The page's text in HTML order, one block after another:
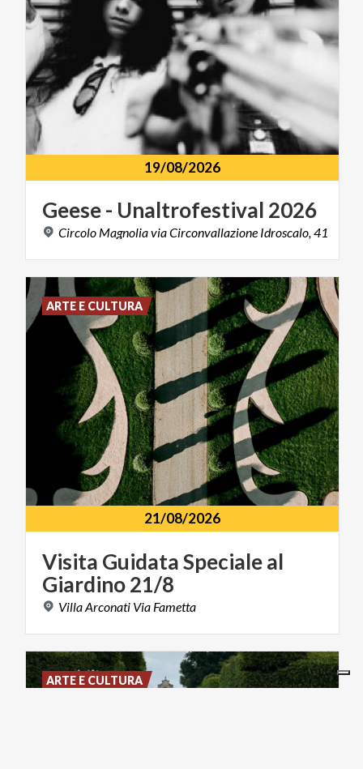
19/08/2026
Geese- Unaltrofestival 2026
Circolo MagnoliaviaCirconvallazione Idroscalo,41
21/08/2026
Visita GuidataSpecialeal
Giardino21/8
VillaArconati Via Fametta
ARTE E CULTURA
ARTE E CULTURA